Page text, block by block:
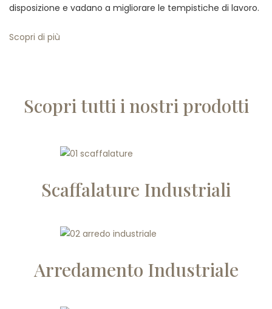
disposizione e vadano a migliorare le tempistiche di lavoro.
Scopri di più
Scopri tutti i nostri prodotti
Scaffalature Industriali
Arredamento Industriale